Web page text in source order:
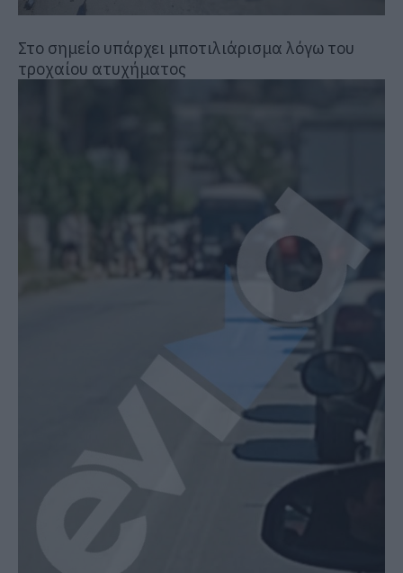
Στο σημείο υπάρχει μποτιλιάρισμα λόγω του
τροχαίου ατυχήματος